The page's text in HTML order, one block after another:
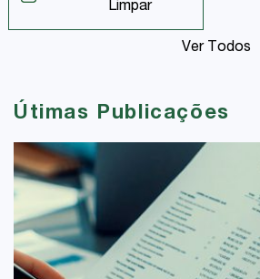
Limpar
Ver Todos
Útimas Publicações